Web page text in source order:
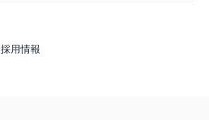
採用情報